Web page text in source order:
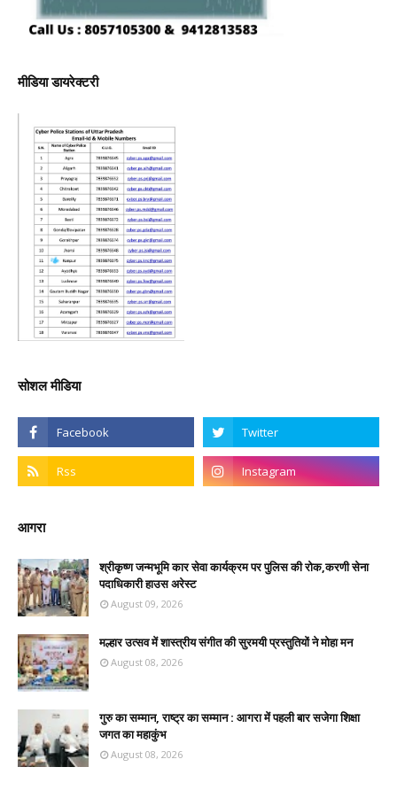
मीडिया डायरेक्टरी
सोशल मीडिया
आगरा
श्रीकृष्ण जन्मभूमि कार सेवा कार्यक्रम पर पुलिस की रोक,करणी सेना
पदाधिकारी हाउस अरेस्ट
August 09, 2026
मल्हार उत्सव में शास्त्रीय संगीत की सुरमयी प्रस्तुतियों ने मोहा मन
August 08, 2026
गुरु का सम्मान, राष्ट्र का सम्मान : आगरा में पहली बार सजेगा शिक्षा
जगत का महाकुंभ
August 08, 2026